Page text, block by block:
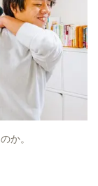
か。